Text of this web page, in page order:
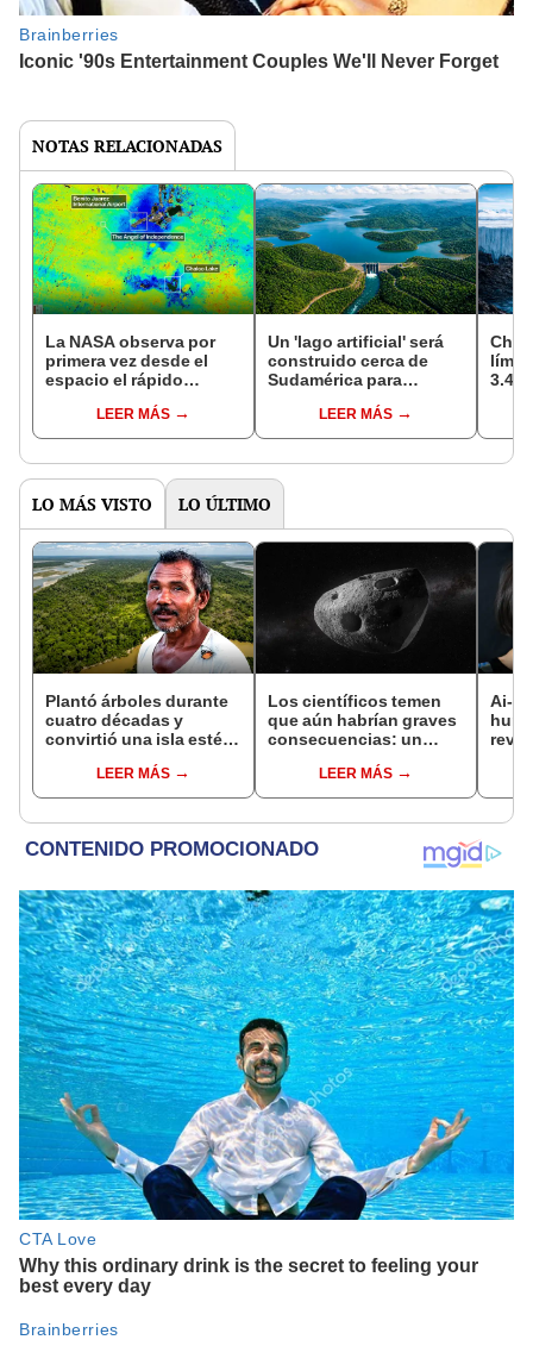
NOTAS RELACIONADAS
La NASA observa por
primera vez desde el
espacio el rápido
de México: más de 2 cm
por mes
LEER MÁS
Un 'lago artificial' será
construido cerca de
Sudamérica para
vía comercial clave en
2027, imitando a China
LEER MÁS
LO MÁS VISTO LO ÚLTIMO
Plantó árboles durante
cuatro décadas y
convirtió una isla estéril
hoy supera casi seis
veces al Parque de las
LEER MÁS
Los científicos temen
que aún habrían graves
consecuencias: un
pronto muy cerca de la
Tierra
LEER MÁS
Ai-